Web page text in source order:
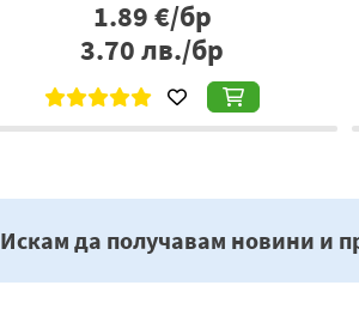
€/бр
лв./бр
Искам да получавам новини и